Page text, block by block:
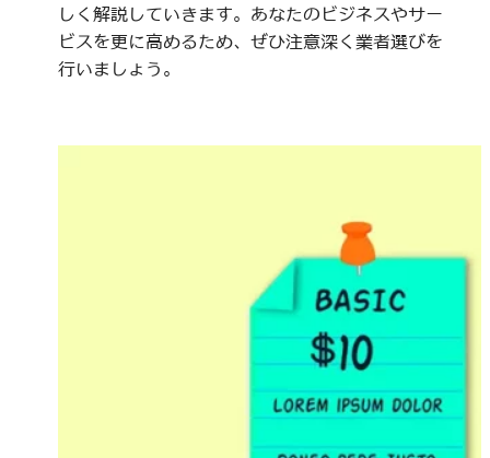
しく解説していきます。あなたのビジネスやサー
ビスを更に高めるため、ぜひ注意深く業者選びを
行いましょう。